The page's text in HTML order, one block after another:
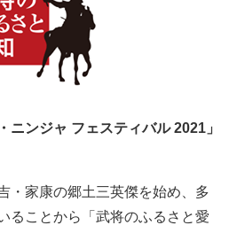
ンジャ フェスティバル 2021」
・家康の郷土三英傑を始め、多
ることから「武将のふるさと愛